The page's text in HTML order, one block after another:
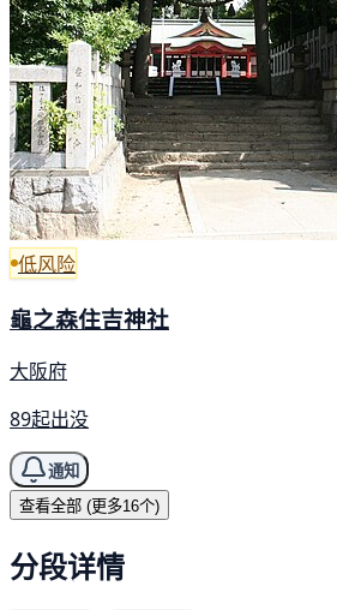
低风险
龜之森住吉神社
大阪府
89起出没
通知
查看全部 (更多16个)
分段详情